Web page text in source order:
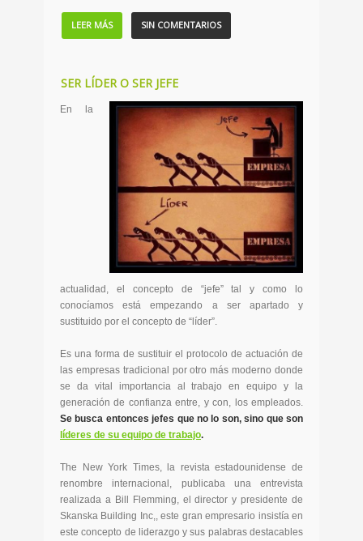
LEER MÁS SIN COMENTARIOS
SER LÍDER O SER JEFE
En la
actualidad, el concepto de “jefe” tal y como lo
conocíamos está empezando a ser apartado y
sustituido por el concepto de “líder”.
Es una forma de sustituir el protocolo de actuación de
las empresas tradicional por otro más moderno donde
se da vital importancia al trabajo en equipo y la
generación de confianza entre, y con, los empleados.
Se busca entonces jefes que no lo son, sino que son
líderes de su equipo de trabajo.
The New York Times, la revista estadounidense de
renombre internacional, publicaba una entrevista
realizada a Bill Flemming, el director y presidente de
Skanska Building Inc,, este gran empresario insistía en
este concepto de liderazgo y sus palabras destacables